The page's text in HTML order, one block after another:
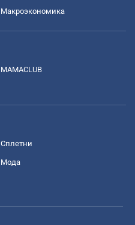
Mакроэкономика
MAMACLUB
Сплетни
Мода